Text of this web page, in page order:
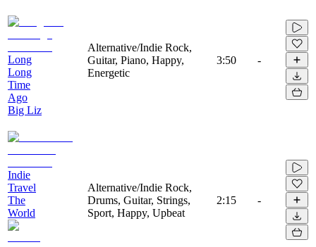
Long
Long
Time
Ago
Big Liz
Alternative/Indie Rock,
Guitar, Piano, Happy,
Energetic
3:50 -
Indie
Travel
The
World
Alternative/Indie Rock,
Drums, Guitar, Strings,
Sport, Happy, Upbeat
2:15 -